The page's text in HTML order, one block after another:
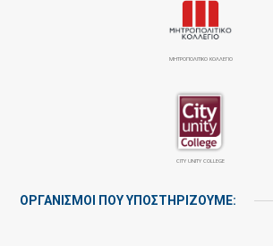
ΜΗΤΡΟΠΟΛΙΤΙΚΟ ΚΟΛΛΕΓΙΟ
CITY UNITY COLLEGE
ΟΡΓΑΝΙΣΜΟΙ ΠΟΥ ΥΠΟΣΤΗΡΙΖΟΥΜΕ: